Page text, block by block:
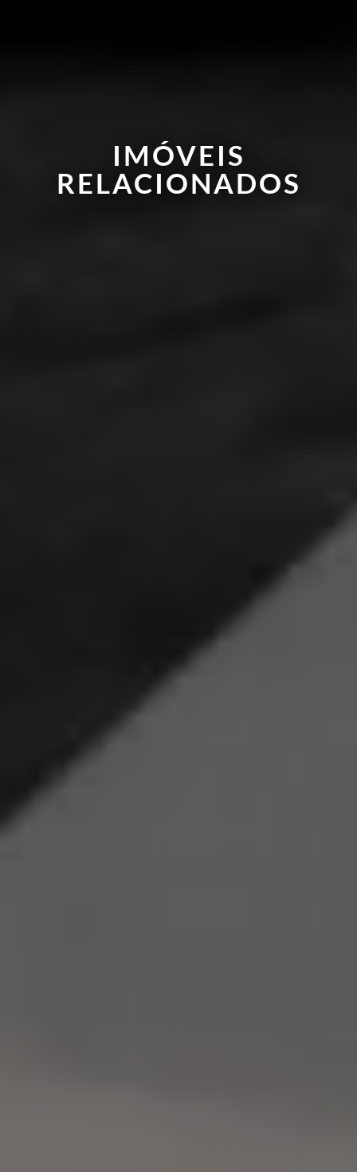
IMÓVEIS
RELACIONADOS